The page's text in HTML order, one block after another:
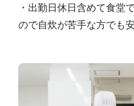
・出勤日休日含めて食堂
ので自炊が苦手な方でも安